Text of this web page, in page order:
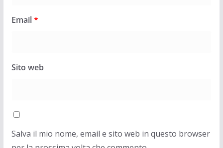
Email*
Sito web
Salva il mio nome, email e sito web in questo browser